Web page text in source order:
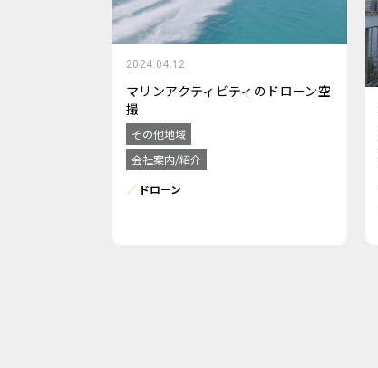
2024.04.12
マリンアクティビティのドローン空
撮
その他地域
会社案内/紹介
ドローン